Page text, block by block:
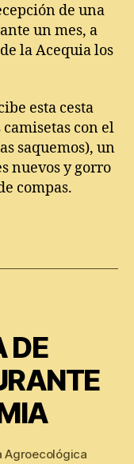
de una
un mes, a
la Acequia los
esta cesta
con el
saquemos), un
nuevos y gorro
compas.
DE
Agroecológica